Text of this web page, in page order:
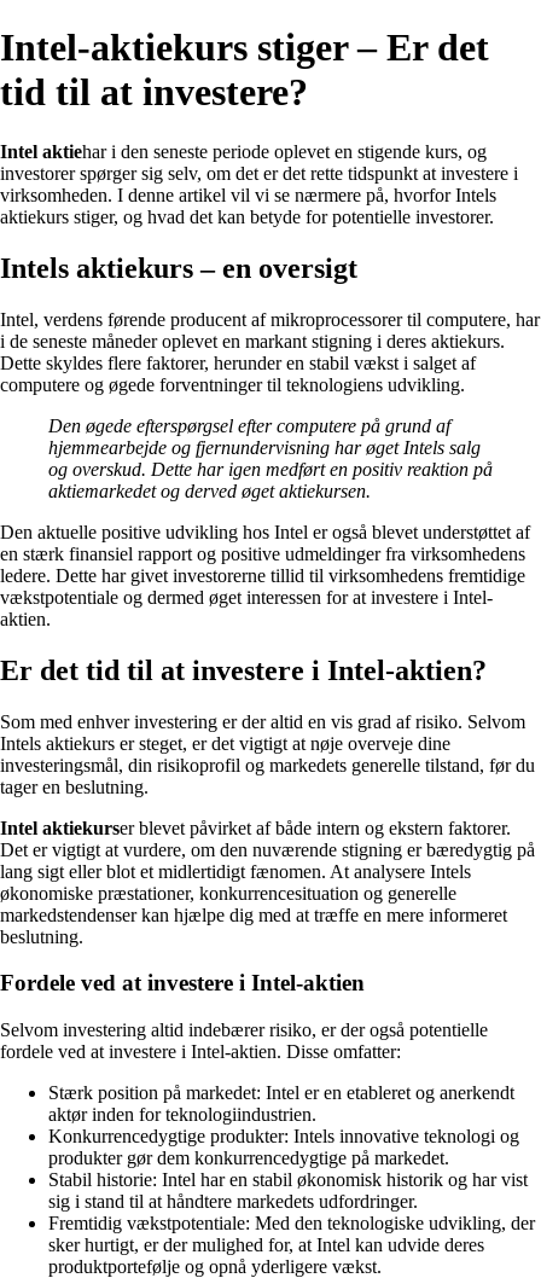
Intel-aktiekurs stiger – Er det
tid til at investere?
Intel aktiehar i den seneste periode oplevet en stigende kurs, og
investorer spørger sig selv, om det er det rette tidspunkt at investere i
virksomheden. I denne artikel vil vi se nærmere på, hvorfor Intels
aktiekurs stiger, og hvad det kan betyde for potentielle investorer.
Intels aktiekurs – en oversigt
Intel, verdens førende producent af mikroprocessorer til computere, har
i de seneste måneder oplevet en markant stigning i deres aktiekurs.
Dette skyldes flere faktorer, herunder en stabil vækst i salget af
computere og øgede forventninger til teknologiens udvikling.
Den øgede efterspørgsel efter computere på grund af
hjemmearbejde og fjernundervisning har øget Intels salg
og overskud. Dette har igen medført en positiv reaktion på
aktiemarkedet og derved øget aktiekursen.
Den aktuelle positive udvikling hos Intel er også blevet understøttet af
en stærk finansiel rapport og positive udmeldinger fra virksomhedens
ledere. Dette har givet investorerne tillid til virksomhedens fremtidige
vækstpotentiale og dermed øget interessen for at investere i Intel-
aktien.
Er det tid til at investere i Intel-aktien?
Som med enhver investering er der altid en vis grad af risiko. Selvom
Intels aktiekurs er steget, er det vigtigt at nøje overveje dine
investeringsmål, din risikoprofil og markedets generelle tilstand, før du
tager en beslutning.
Intel aktiekurser blevet påvirket af både intern og ekstern faktorer.
Det er vigtigt at vurdere, om den nuværende stigning er bæredygtig på
lang sigt eller blot et midlertidigt fænomen. At analysere Intels
økonomiske præstationer, konkurrencesituation og generelle
markedstendenser kan hjælpe dig med at træffe en mere informeret
beslutning.
Fordele ved at investere i Intel-aktien
Selvom investering altid indebærer risiko, er der også potentielle
fordele ved at investere i Intel-aktien. Disse omfatter:
Stærk position på markedet: Intel er en etableret og anerkendt
aktør inden for teknologiindustrien.
Konkurrencedygtige produkter: Intels innovative teknologi og
produkter gør dem konkurrencedygtige på markedet.
Stabil historie: Intel har en stabil økonomisk historik og har vist
sig i stand til at håndtere markedets udfordringer.
Fremtidig vækstpotentiale: Med den teknologiske udvikling, der
sker hurtigt, er der mulighed for, at Intel kan udvide deres
produktportefølje og opnå yderligere vækst.